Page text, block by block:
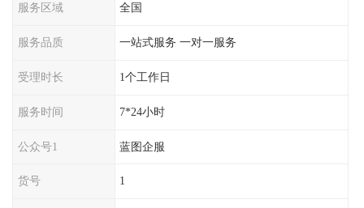
服务区域 全国
服务品质 一站式服务 一对一服务
受理时长 1个工作日
服务时间 7*24小时
公众号1 蓝图企服
货号 1